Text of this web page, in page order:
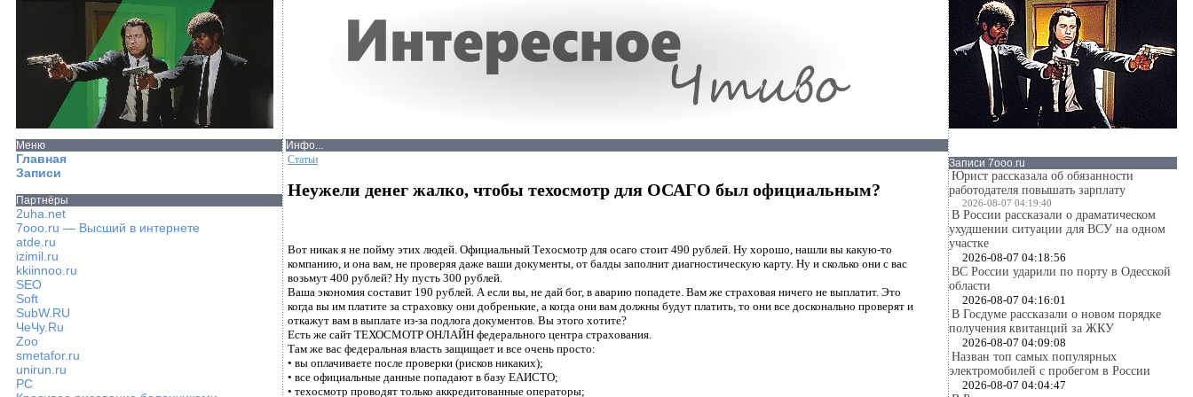
Меню
Главная
Записи
Партнёры
2uha.net
7ooo.ru — Высший в интернете
atde.ru
izimil.ru
kkiinnoo.ru
SEO
Soft
SubW.RU
ЧеЧу.Ru
Zoo
smetafor.ru
unirun.ru
PC
Инфо...
Статьи
Неужели денег жалко, чтобы техосмотр для ОСАГО был официальным?
Вот никак я не пойму этих людей. Официальный Техосмотр для осаго стоит 490 рублей. Ну хорошо, нашли вы какую-то
компанию, и она вам, не проверяя даже ваши документы, от балды заполнит диагностическую карту. Ну и сколько они с вас
возьмут 400 рублей? Ну пусть 300 рублей.
Ваша экономия составит 190 рублей. А если вы, не дай бог, в аварию попадете. Вам же страховая ничего не выплатит. Это
когда вы им платите за страховку они добренькие, а когда они вам должны будут платить, то они все досконально проверят и
откажут вам в выплате из-за подлога документов. Вы этого хотите?
Есть же сайт ТЕХОСМОТР ОНЛАЙН федерального центра страхования.
Там же вас федеральная власть защищает и все очень просто:
• вы оплачиваете после проверки (рисков никаких);
• все официальные данные попадают в базу ЕАИСТО;
• техосмотр проводят только аккредитованные операторы;
Записи 7ooo.ru
Юрист рассказала об обязанности
работодателя повышать зарплату
2026-08-07 04:19:40
В России рассказали о драматическом
ухудшении ситуации для ВСУ на одном
участке
2026-08-07 04:18:56
ВС России ударили по порту в Одесской
области
2026-08-07 04:16:01
В Госдуме рассказали о новом порядке
получения квитанций за ЖКУ
2026-08-07 04:09:08
Назван топ самых популярных
электромобилей с пробегом в России
2026-08-07 04:04:47